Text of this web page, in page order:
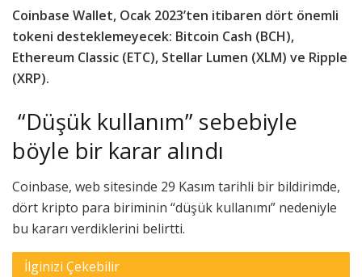
Coinbase Wallet, Ocak 2023’ten itibaren dört önemli
tokeni desteklemeyecek: Bitcoin Cash (BCH),
Ethereum Classic (ETC), Stellar Lumen (XLM) ve Ripple
(XRP).
“Düşük kullanım” sebebiyle
böyle bir karar alındı
Coinbase, web sitesinde 29 Kasım tarihli bir bildirimde,
dört kripto para biriminin “düşük kullanımı” nedeniyle
bu kararı verdiklerini belirtti.
İlginizi Çekebilir